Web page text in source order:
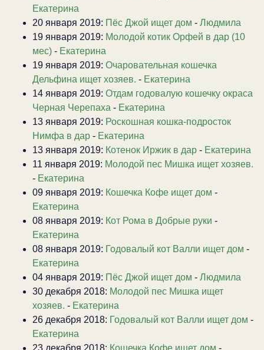
Екатерина
20 января 2019: Пёс Джой ищет дом - Людмила
19 января 2019: Молодой котик Орфей в дар (10
мес) - Екатерина
19 января 2019: Очаровательная кошечка
Дельфина ищет хозяев. - Екатерина
14 января 2019: Отдам годовалую кошечку окраса
Черная Черепаха - Екатерина
13 января 2019: Роскошная кошка-подросток
Нимфа в дар - Екатерина
13 января 2019: Котенок Иржик в дар - Екатерина
11 января 2019: Молодой пес Мишка ищет хозяев.
- Екатерина
09 января 2019: Кошечка Кофе ищет дом -
Екатерина
08 января 2019: Кот Рома в Добрые руки -
Екатерина
08 января 2019: Годовалый кот Валли ищет дом -
Екатерина
04 января 2019: Пёс Джой ищет дом - Людмила
30 декабря 2018: Молодой пес Мишка ищет
хозяев. - Екатерина
26 декабря 2018: Годовалый кот Валли ищет дом -
Екатерина
23 декабря 2018: Кошечка Кофе ищет дом -